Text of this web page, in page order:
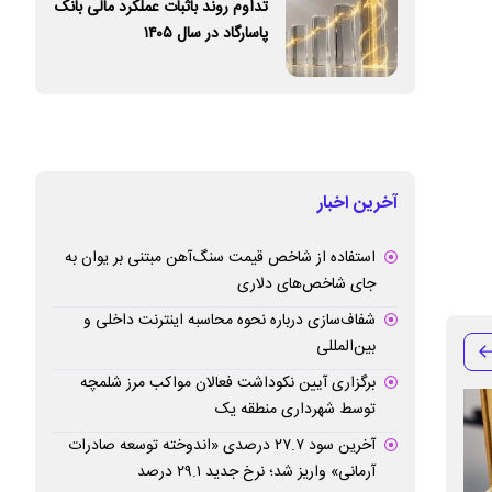
تداوم روند باثبات عملکرد مالی بانک
پاسارگاد در سال ۱۴۰۵
آخرین اخبار
استفاده از شاخص قیمت سنگ‌آهن مبتنی بر یوان به
جای شاخص‌های دلاری
شفاف‌سازی درباره نحوه محاسبه اینترنت داخلی و
بین‌المللی
برگزاری آیین نکوداشت فعالان مواکب مرز شلمچه
توسط شهرداری منطقه یک
آخرین سود ۲۷.۷ درصدی «اندوخته توسعه صادرات
آرمانی» واریز شد؛ نرخ جدید ۲۹.۱ درصد